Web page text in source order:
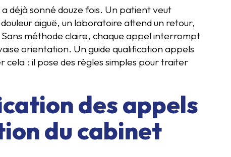
déjà sonné douze fois. Un patient veut
aiguë, un laboratoire attend un retour,
méthode claire, chaque appel interrompt
orientation. Un guide qualification appels
: il pose des règles simples pour traiter
des appels
du cabinet